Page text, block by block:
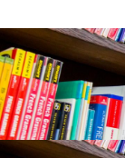
hindi-cl